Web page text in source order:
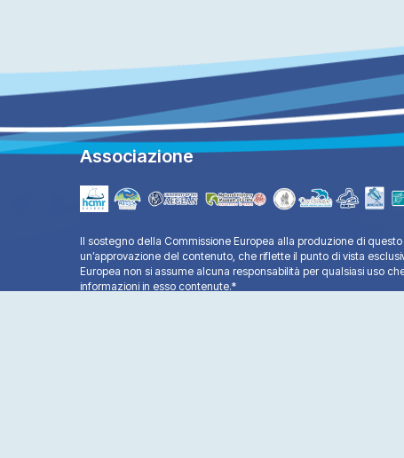
Associazione
Il sostegno della Commissione Europea alla produzione di
un’approvazione del contenuto, che riflette il punto di vista
Europea non si assume alcuna responsabilità per qualsiasi uso
informazioni in esso contenute.*